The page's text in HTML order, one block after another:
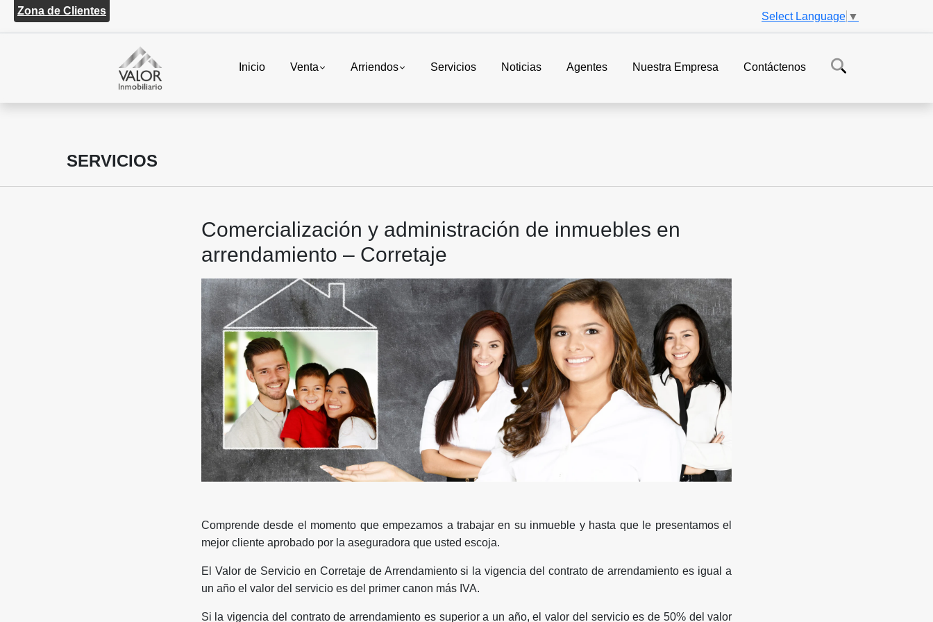
Zona de Clientes Select Language ▼
Inicio Venta Arriendos Servicios Noticias Agentes Nuestra Empresa Contáctenos
SERVICIOS
Comercialización y administración de inmuebles en
arrendamiento – Corretaje
Comprende desde el momento que empezamos a trabajar en su inmueble y hasta que le presentamos el
mejor cliente aprobado por la aseguradora que usted escoja.
El Valor de Servicio en Corretaje de Arrendamiento si la vigencia del contrato de arrendamiento es igual a
un año el valor del servicio es del primer canon más IVA.
Si la vigencia del contrato de arrendamiento es superior a un año, el valor del servicio es de 50% del valor